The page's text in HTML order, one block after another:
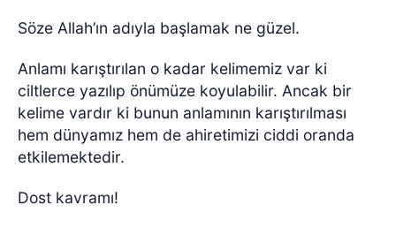
Söze Allah’ın adıyla başlamak ne güzel.
Anlamı karıştırılan o kadar kelimemiz var ki
ciltlerce yazılıp önümüze koyulabilir. Ancak bir
kelime vardır ki bunun anlamının karıştırılması
hem dünyamız hem de ahiretimizi ciddi oranda
etkilemektedir.
Dost kavramı!